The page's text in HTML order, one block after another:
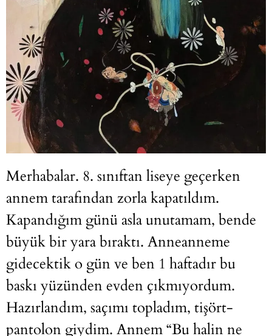
Merhabalar. 8. sınıftan liseye geçerken
annem tarafından zorla kapatıldım.
Kapandığım günü asla unutamam, bende
büyük bir yara bıraktı. Anneanneme
gidecektik o gün ve ben 1 haftadır bu
baskı yüzünden evden çıkmıyordum.
Hazırlandım, saçımı topladım, tişört-
pantolon giydim. Annem “Bu halin ne